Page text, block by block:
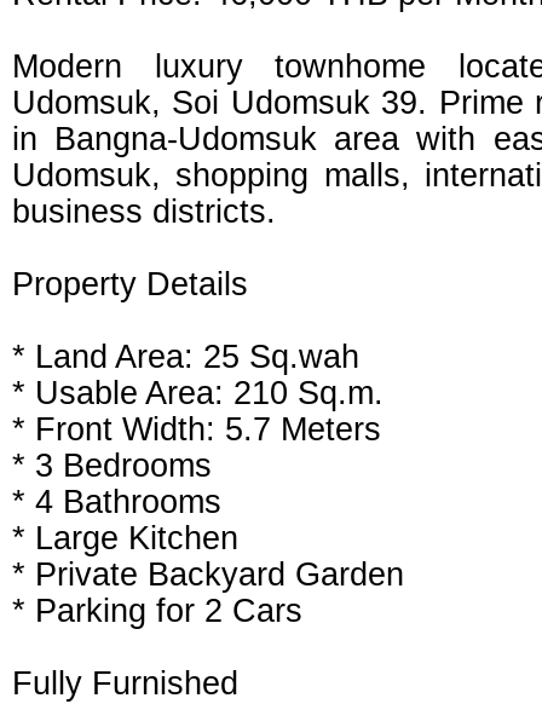
Modern luxury townhome
Udomsuk, Soi Udomsuk 39. Prime
in Bangna-Udomsuk area with
Udomsuk, shopping malls,
business districts.
Property Details
* Land Area: 25 Sq.wah
* Usable Area: 210 Sq.m.
* Front Width: 5.7 Meters
* 3 Bedrooms
* 4 Bathrooms
* Large Kitchen
* Private Backyard Garden
* Parking for 2 Cars
Fully Furnished